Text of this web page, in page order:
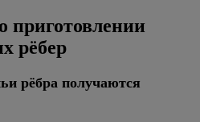
приготовлении
рёбер
рёбра получаются